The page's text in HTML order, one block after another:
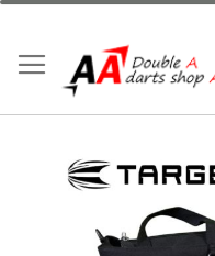
跳
內
容